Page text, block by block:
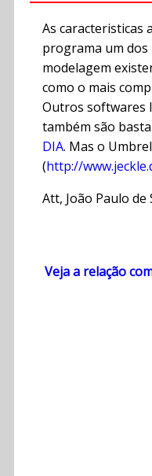
As caracteristicas
programa um
modelagem
como o mais
Outros softwares
também são
DIA. Mas o
(http://
Att, João Paulo de
Veja a relação